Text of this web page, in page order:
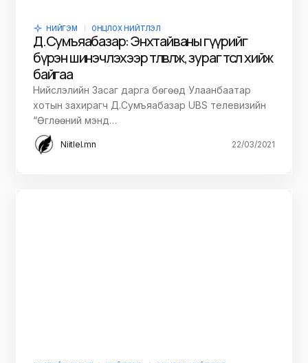
НИЙГЭМ ОНЦЛОХ НИЙТЛЭЛ
Д.Сумъяабазар: Энхтайваны гүүрийг
бүрэн шинэчлэхээр төлөвлөж, зураг төсөл хийж
байгаа
Нийслэлийн Засаг дарга бөгөөд Улаанбаатар
хотын захирагч Д.Сумъяабазар UBS телевизийн
“Өглөөний мэнд…
Niitlel.mn 22/03/2021